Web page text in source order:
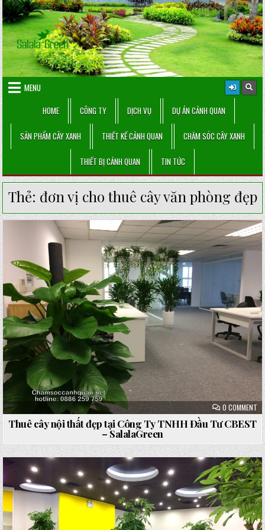
Skip
to
content
MENU
HOME
CÔNG TY DỊCH VỤ DỰ ÁN CẢNH QUAN
SẢN PHẨM CÂY XANH THIẾT KẾ CẢNH QUAN CHĂM SÓC CÂY XANH
THIẾT BỊ CẢNH QUAN TIN TỨC
Thẻ: đơn vị cho thuê cây văn phòng đẹp
0 COMMENTON
TY
TƯ
–
in
Thuê cây nội thất đẹp tại Công Ty TNHH Đầu Tư CBEST
– SalalaGreen
Posted
in